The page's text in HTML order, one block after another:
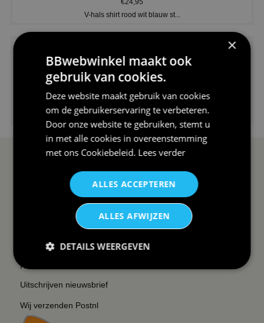
€24,95
V-hals shirt rood wit blauw st...
€24,95
I love korfbal t-shirt sport s...
Veel gestelde vragen
Order Status
Retouren & Annuleren
Uitschrijven nieuwsbrief
Wij verzenden Postnl
Sitemapping
Overzicht thema's
Overzicht rubrieken
Wat vinden klanten van ons
×
BBwebwinkel maakt ook
gebruik van cookies.
Deze website maakt gebruik van cookies
om de gebruikerservaring te verbeteren.
Door onze website te gebruiken, stemt u
in met alle cookies in overeenstemming
met ons Cookiebeleid. Lees verder
ALLES ACCEPTEREN
ALLES AFWIJZEN
DETAILS WEERGEVEN